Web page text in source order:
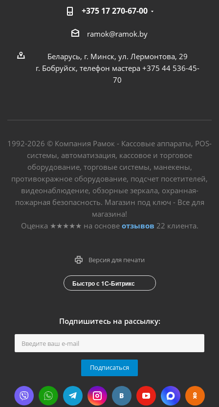
+375 17 270-67-00
ramok@ramok.by
Беларусь, г. Минск, ул. Лермонтова, 29
г. Бобруйск, телефон мастера +375 44 536-45-
70
1992-2026 © Компания Рамок - Кассовые аппараты, POS-
системы, автоматизация, кассовое и торговое
оборудование, торговые системы, манекены,
противокражное оборудование, подсчет посетителей,
видеонаблюдение, обзорные зеркала, охранная-
пожарная безопасность. Магазин под ключ - Все для
магазина!
Оценка ★★★★★ на основе отзывов 22 клиента.
Версия для печати
Быстро с 1С-Битрикс
Подпишитесь на рассылку:
Подписаться